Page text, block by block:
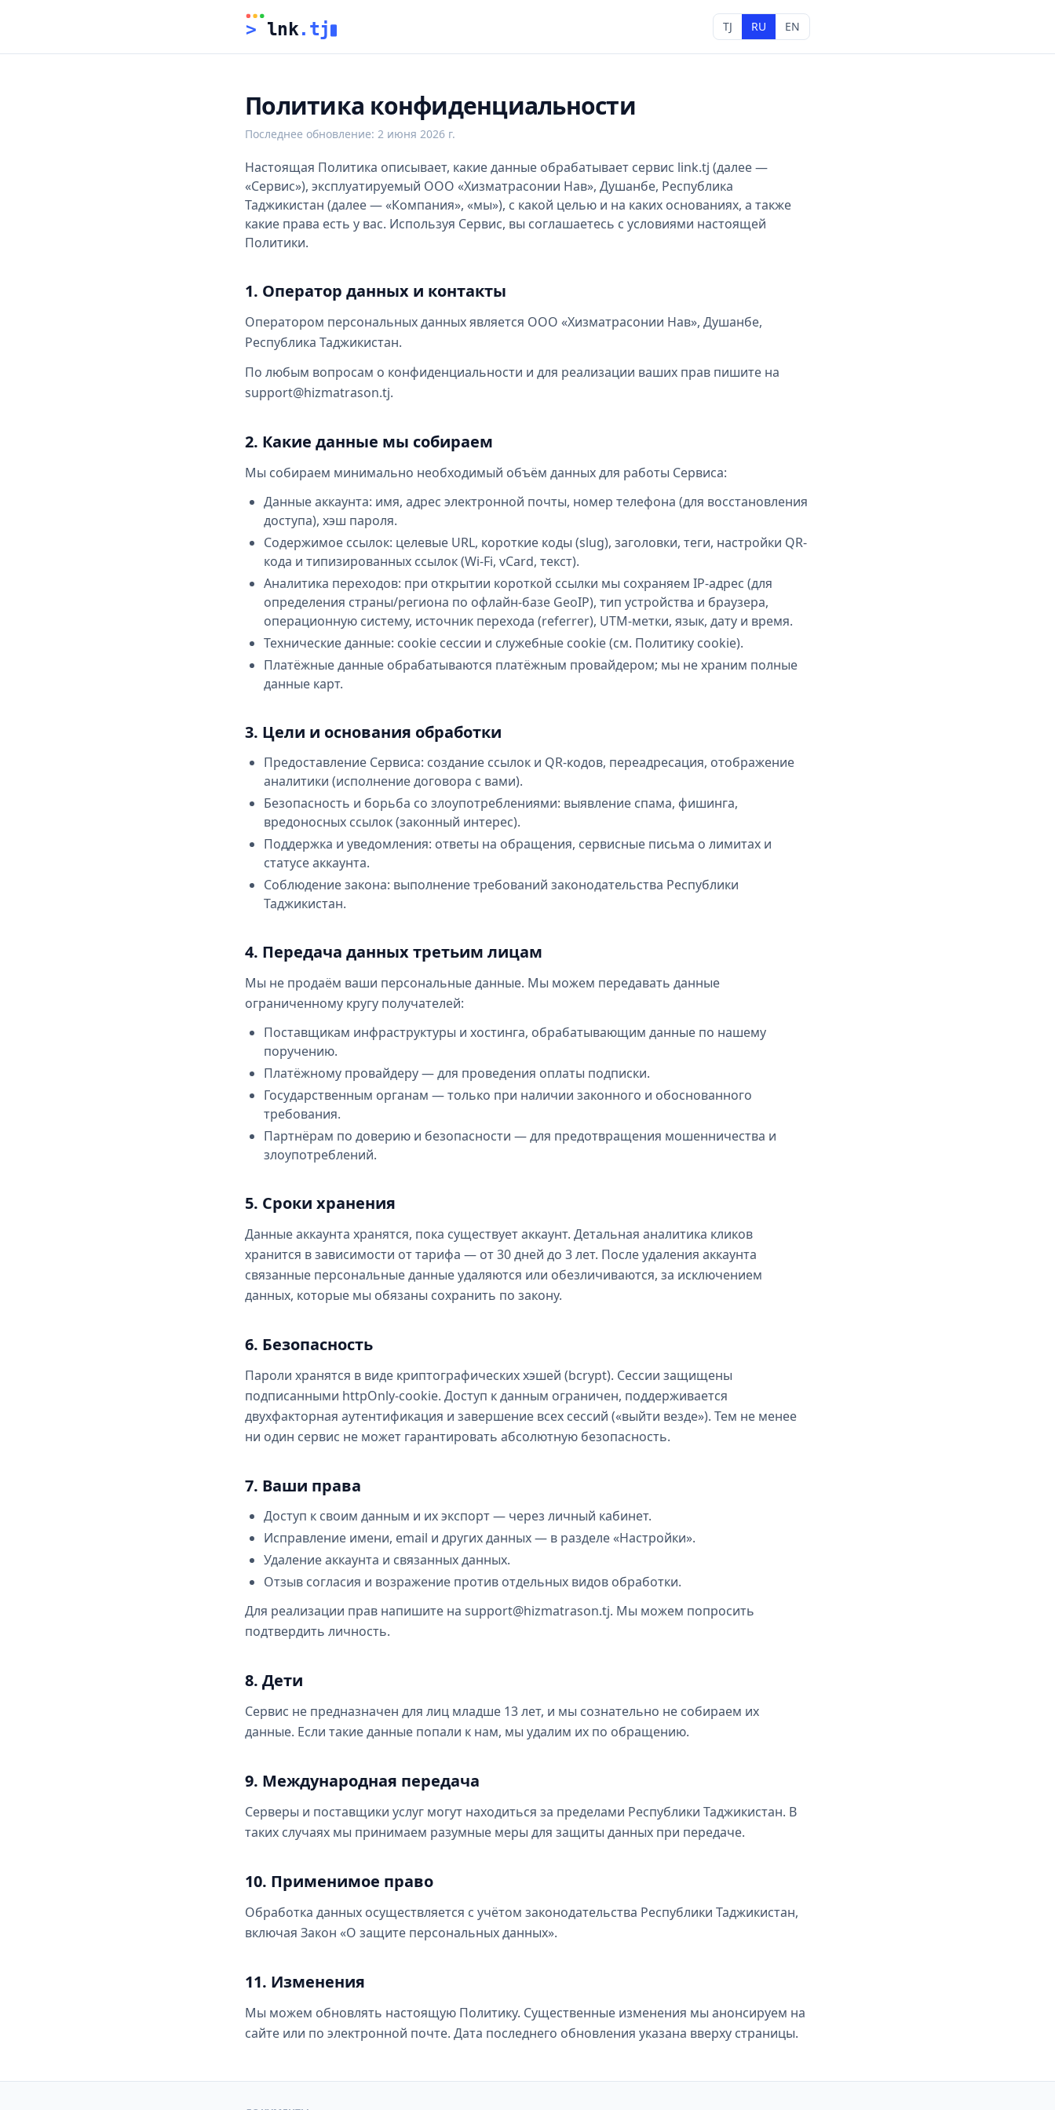
> lnk.tj TJ RU EN
Политика конфиденциальности
Последнее обновление: 2 июня 2026 г.
Настоящая Политика описывает, какие данные обрабатывает сервис link.tj (далее —
«Сервис»), эксплуатируемый ООО «Хизматрасонии Нав», Душанбе, Республика
Таджикистан (далее — «Компания», «мы»), с какой целью и на каких основаниях, а также
какие права есть у вас. Используя Сервис, вы соглашаетесь с условиями настоящей
Политики.
1. Оператор данных и контакты
Оператором персональных данных является ООО «Хизматрасонии Нав», Душанбе,
Республика Таджикистан.
По любым вопросам о конфиденциальности и для реализации ваших прав пишите на
support@hizmatrason.tj.
2. Какие данные мы собираем
Мы собираем минимально необходимый объём данных для работы Сервиса:
Данные аккаунта: имя, адрес электронной почты, номер телефона (для восстановления
доступа), хэш пароля.
Содержимое ссылок: целевые URL, короткие коды (slug), заголовки, теги, настройки QR-
кода и типизированных ссылок (Wi-Fi, vCard, текст).
Аналитика переходов: при открытии короткой ссылки мы сохраняем IP-адрес (для
определения страны/региона по офлайн-базе GeoIP), тип устройства и браузера,
операционную систему, источник перехода (referrer), UTM-метки, язык, дату и время.
Технические данные: cookie сессии и служебные cookie (см. Политику cookie).
Платёжные данные обрабатываются платёжным провайдером; мы не храним полные
данные карт.
3. Цели и основания обработки
Предоставление Сервиса: создание ссылок и QR-кодов, переадресация, отображение
аналитики (исполнение договора с вами).
Безопасность и борьба со злоупотреблениями: выявление спама, фишинга,
вредоносных ссылок (законный интерес).
Поддержка и уведомления: ответы на обращения, сервисные письма о лимитах и
статусе аккаунта.
Соблюдение закона: выполнение требований законодательства Республики
Таджикистан.
4. Передача данных третьим лицам
Мы не продаём ваши персональные данные. Мы можем передавать данные
ограниченному кругу получателей:
Поставщикам инфраструктуры и хостинга, обрабатывающим данные по нашему
поручению.
Платёжному провайдеру — для проведения оплаты подписки.
Государственным органам — только при наличии законного и обоснованного
требования.
Партнёрам по доверию и безопасности — для предотвращения мошенничества и
злоупотреблений.
5. Сроки хранения
Данные аккаунта хранятся, пока существует аккаунт. Детальная аналитика кликов
хранится в зависимости от тарифа — от 30 дней до 3 лет. После удаления аккаунта
связанные персональные данные удаляются или обезличиваются, за исключением
данных, которые мы обязаны сохранить по закону.
6. Безопасность
Пароли хранятся в виде криптографических хэшей (bcrypt). Сессии защищены
подписанными httpOnly-cookie. Доступ к данным ограничен, поддерживается
двухфакторная аутентификация и завершение всех сессий («выйти везде»). Тем не менее
ни один сервис не может гарантировать абсолютную безопасность.
7. Ваши права
Доступ к своим данным и их экспорт — через личный кабинет.
Исправление имени, email и других данных — в разделе «Настройки».
Удаление аккаунта и связанных данных.
Отзыв согласия и возражение против отдельных видов обработки.
Для реализации прав напишите на support@hizmatrason.tj. Мы можем попросить
подтвердить личность.
8. Дети
Сервис не предназначен для лиц младше 13 лет, и мы сознательно не собираем их
данные. Если такие данные попали к нам, мы удалим их по обращению.
9. Международная передача
Серверы и поставщики услуг могут находиться за пределами Республики Таджикистан. В
таких случаях мы принимаем разумные меры для защиты данных при передаче.
10. Применимое право
Обработка данных осуществляется с учётом законодательства Республики Таджикистан,
включая Закон «О защите персональных данных».
11. Изменения
Мы можем обновлять настоящую Политику. Существенные изменения мы анонсируем на
сайте или по электронной почте. Дата последнего обновления указана вверху страницы.